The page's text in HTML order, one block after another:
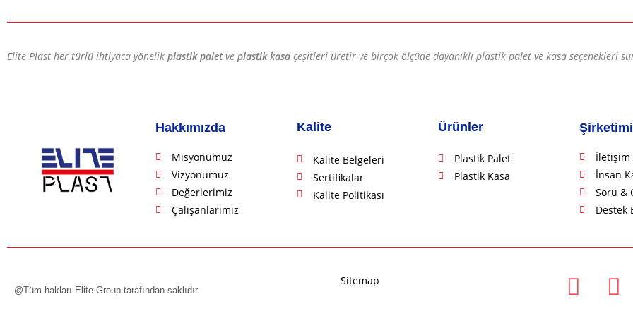
Elite Plast her türlü ihtiyaca yönelik plastik paletve plastik kasa çeşitleri üretir ve birçok ölçüde dayanıklı plastik palet ve kasa seçenekleri
Hakkımızda
Misyonumuz
Vizyonumuz
Değerlerimiz
Çalışanlarımız
Kalite
Kalite Belgeleri
Sertifikalar
Kalite Politikası
Ürünler
Plastik Palet
Plastik Kasa
İletişim
İnsan
Soru &
Destek
@Tüm hakları Elite Group tarafından saklıdır.
Sitemap